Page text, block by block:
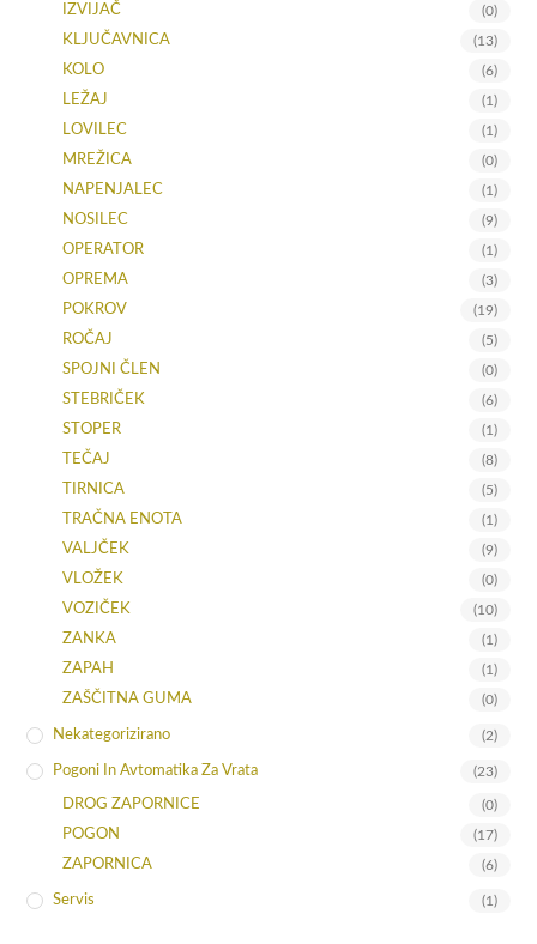
IZVIJAČ (0)
KLJUČAVNICA (13)
KOLO (6)
LEŽAJ (1)
LOVILEC (1)
MREŽICA (0)
NAPENJALEC (1)
NOSILEC (9)
OPERATOR (1)
OPREMA (3)
POKROV (19)
ROČAJ (5)
SPOJNI ČLEN (0)
STEBRIČEK (6)
STOPER (1)
TEČAJ (8)
TIRNICA (5)
TRAČNA ENOTA (1)
VALJČEK (9)
VLOŽEK (0)
VOZIČEK (10)
ZANKA (1)
ZAPAH (1)
ZAŠČITNA GUMA (0)
Nekategorizirano (2)
Pogoni In Avtomatika Za Vrata (23)
DROG ZAPORNICE (0)
POGON (17)
ZAPORNICA (6)
Servis (1)